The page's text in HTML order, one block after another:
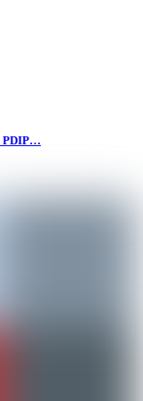
PDIP…